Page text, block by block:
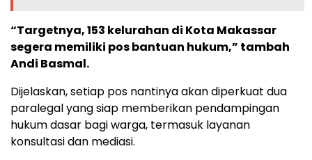
“Targetnya, 153 kelurahan di Kota Makassar
segera memiliki pos bantuan hukum,” tambah
Andi Basmal.
Dijelaskan, setiap pos nantinya akan diperkuat dua
paralegal yang siap memberikan pendampingan
hukum dasar bagi warga, termasuk layanan
konsultasi dan mediasi.